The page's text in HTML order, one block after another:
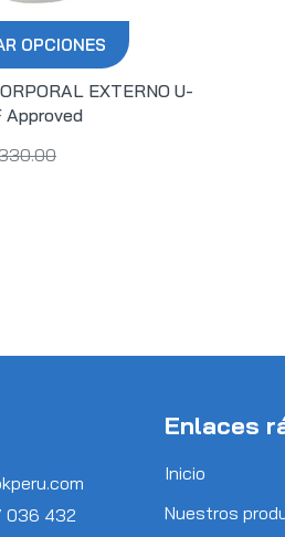
OPCIONES
EXTERNO U-
Approved
036 432
Enlaces
Inicio
Nuestros